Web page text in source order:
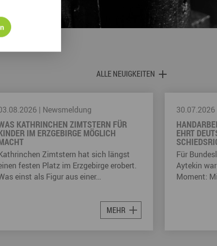
ALLE NEUIGKEITEN
| Newsmeldung
AUS DEM ERZGEBIRGE
DEUTSCHLANDS BESTEN
Bundesliga-Schiedsrichter Deniz
war es ein ganz besonderer
Mit der Auszeichnung als…
MEHR
29.07.2026
Musik,
sich am